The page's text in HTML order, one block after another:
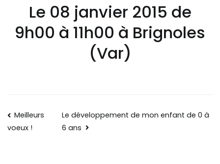
Le 08 janvier 2015 de
9h00 à 11h00 à Brignoles
(Var)
Meilleurs
voeux !
Le développement de mon enfant de 0 à
6 ans